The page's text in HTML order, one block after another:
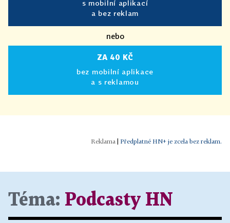
s mobilní aplikací
a bez reklam
nebo
ZA 40 KČ
bez mobilní aplikace
a s reklamou
| Předplatné HN+ je zcela bez reklam.
Téma: Podcasty HN